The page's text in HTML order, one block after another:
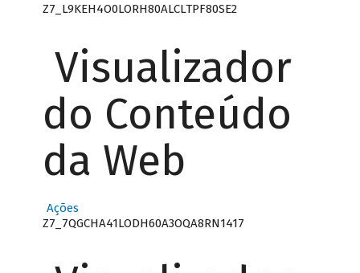
Z7_L9KEH4O0LORH80ALCLTPF80SE2
Visualizador
do Conteúdo
da Web
Ações
Z7_7QGCHA41LODH60A3OQA8RN1417